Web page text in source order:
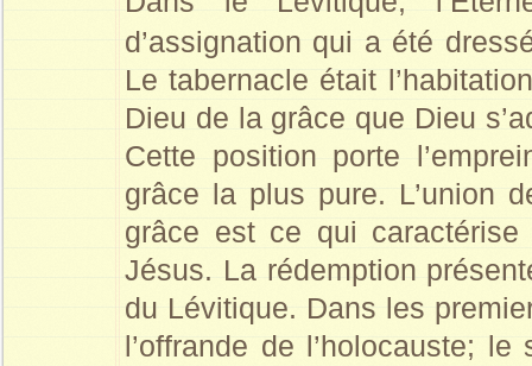
d’assignation qui a été
Le tabernacle était
Dieu de la grâce que Dieu
Cette position porte
grâce la plus pure. L’union
grâce est ce qui
Jésus. La rédemption
du Lévitique. Dans les
l’offrande de l’holocauste;